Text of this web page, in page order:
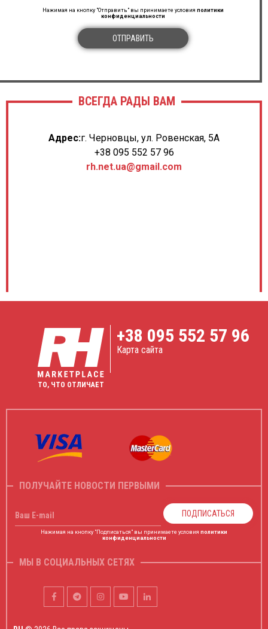
Нажимая на кнопку "Отправить" вы принимаете условия политики
конфиденциальности
ОТПРАВИТЬ
ВСЕГДА РАДЫ ВАМ
Адрес:г. Черновцы, ул. Ровенская, 5А
+38 095 552 57 96
rh.net.ua@gmail.com
ТО, ЧТО ОТЛИЧАЕТ
+38 095 552 57 96
Карта сайта
ПОЛУЧАЙТЕ НОВОСТИ ПЕРВЫМИ
Ваш E-mail ПОДПИСАТЬСЯ
Нажимая на кнопку "Подписаться" вы принимаете условия политики
конфиденциальности
МЫ В СОЦИАЛЬНЫХ СЕТЯХ